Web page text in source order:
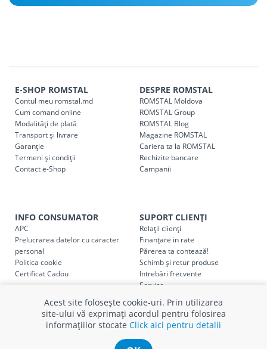
E-SHOP ROMSTAL
Contul meu romstal.md
Cum comand online
Modalități de plată
Transport și livrare
Garanție
Termeni și condiții
Contact e-Shop
DESPRE ROMSTAL
ROMSTAL Moldova
ROMSTAL Group
ROMSTAL Blog
Magazine ROMSTAL
Cariera ta la ROMSTAL
Rechizite bancare
Campanii
INFO CONSUMATOR
APC
Prelucrarea datelor cu caracter
personal
Politica cookie
Certificat Cadou
SUPORT CLIENȚI
Relații clienți
Finanțare in rate
Părerea ta contează!
Schimb și retur produse
Intrebări frecvente
Service
Contact
Acest site folosește cookie-uri. Prin utilizarea
site-ului vă exprimați acordul pentru folosirea
informațiilor stocate Click aici pentru detalii